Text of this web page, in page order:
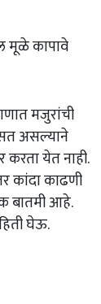
मूळे कापावे
मजुरांची
असल्याने
येत नाही.
कांदा काढणी
बातमी आहे.
घेऊ.